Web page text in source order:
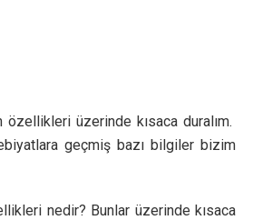
üzerinde kısaca duralım.
geçmiş bazı bilgiler bizim
nedir? Bunlar üzerinde kısaca